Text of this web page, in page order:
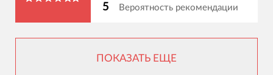
5 Вероятность рекомендации
ПОКАЗАТЬ ЕЩЕ